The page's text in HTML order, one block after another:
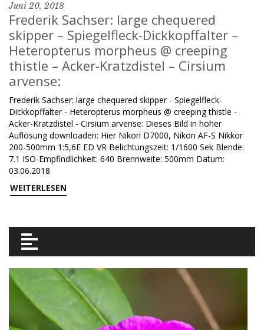
Juni 20, 2018
Frederik Sachser: large chequered
skipper – Spiegelfleck-Dickkopffalter –
Heteropterus morpheus @ creeping
thistle – Acker-Kratzdistel – Cirsium
arvense:
Frederik Sachser: large chequered skipper - Spiegelfleck-
Dickkopffalter - Heteropterus morpheus @ creeping thistle -
Acker-Kratzdistel - Cirsium arvense: Dieses Bild in hoher
Auflösung downloaden: Hier Nikon D7000, Nikon AF-S Nikkor
200-500mm 1:5,6E ED VR Belichtungszeit: 1/1600 Sek Blende:
7.1 ISO-Empfindlichkeit: 640 Brennweite: 500mm Datum:
03.06.2018
WEITERLESEN